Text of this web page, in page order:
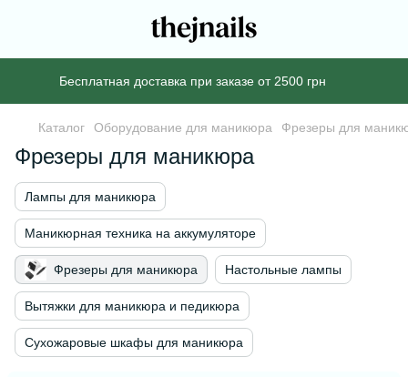
Бесплатная доставка при заказе от 2500 грн
Каталог Оборудование для маникюра Фрезеры для
Фрезеры для маникюра
Лампы для маникюра
Маникюрная техника на аккумуляторе
Фрезеры для маникюра Настольные лампы
Вытяжки для маникюра и педикюра
Сухожаровые шкафы для маникюра